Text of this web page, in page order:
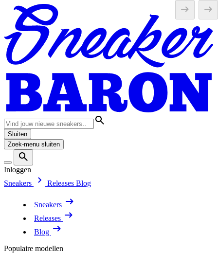
Sluiten
Zoek-menu sluiten
Inloggen
Sneakers
Releases Blog
Sneakers
Releases
Blog
Populaire modellen